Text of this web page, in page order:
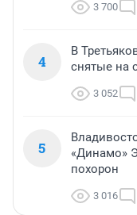
3 700
4
В
снятые на
3 052
5
«Динамо»
похорон
3 016